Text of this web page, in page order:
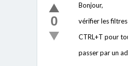
0
Bonjour,
vérifier les
CTRL+T pour
passer par un